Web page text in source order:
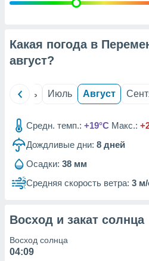
данных
рекламы
сведения
Какая погода в
август?
Июнь Июль Август
Средн. темп.: +19°C Макс.:
Дождливые дни: 8 дней
Осадки: 38 мм
Средняя скорость ветра: 3 м/
Восход и закат солнца
Восход солнца
04:09